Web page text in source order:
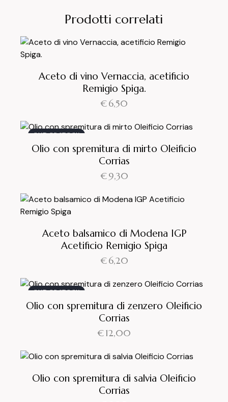
Prodotti correlati
Aceto di vino Vernaccia, acetificio
Remigio Spiga.
€6,50
OUT OF STOCK
Olio con spremitura di mirto Oleificio
Corrias
€9,30
Aceto balsamico di Modena IGP
Acetificio Remigio Spiga
€6,20
OUT OF STOCK
Olio con spremitura di zenzero Oleificio
Corrias
€12,00
Olio con spremitura di salvia Oleificio
Corrias